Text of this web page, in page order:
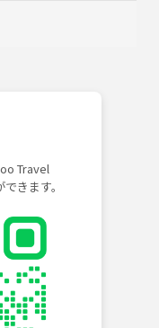
Travel
きます。